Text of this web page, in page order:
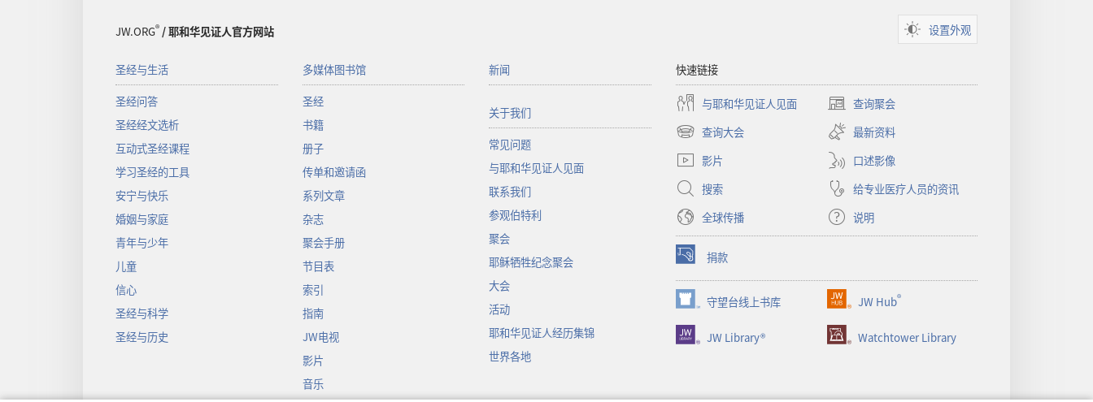
JW.ORG®/ 耶和华见证人官方网站 设置外观
圣经与生活
圣经问答
圣经经文选析
互动式圣经课程
学习圣经的工具
安宁与快乐
婚姻与家庭
青年与少年
儿童
信心
圣经与科学
圣经与历史
多媒体图书馆
圣经
书籍
册子
传单和邀请函
系列文章
杂志
聚会手册
节目表
索引
指南
JW电视
影片
音乐
新闻
关于我们
常见问题
与耶和华见证人见面
联系我们
参观伯特利
聚会
耶稣牺牲纪念聚会
大会
活动
耶和华见证人经历集锦
世界各地
快速链接
与耶和华见证人见面 查询聚会
（打
开
新
窗
口）
查询大会
（打
开
新
窗
口）
最新资料
影片
口述影像
搜索
给专业医疗人员的资讯
全球传播
说明
捐款
（打
开
新
窗
口）
守望台线上书库
（打
开
新
JW Hub®
（打
开
新
JW Library® Watchtower Library